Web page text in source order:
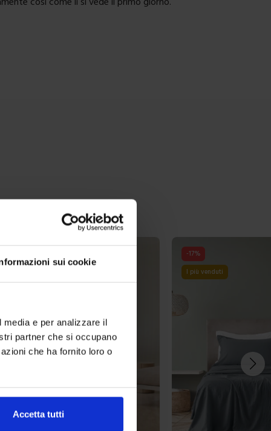
sui cookie
e per analizzare il
partner che si occupano
che ha fornito loro o
Accetta tutti
-17%
I più venduti